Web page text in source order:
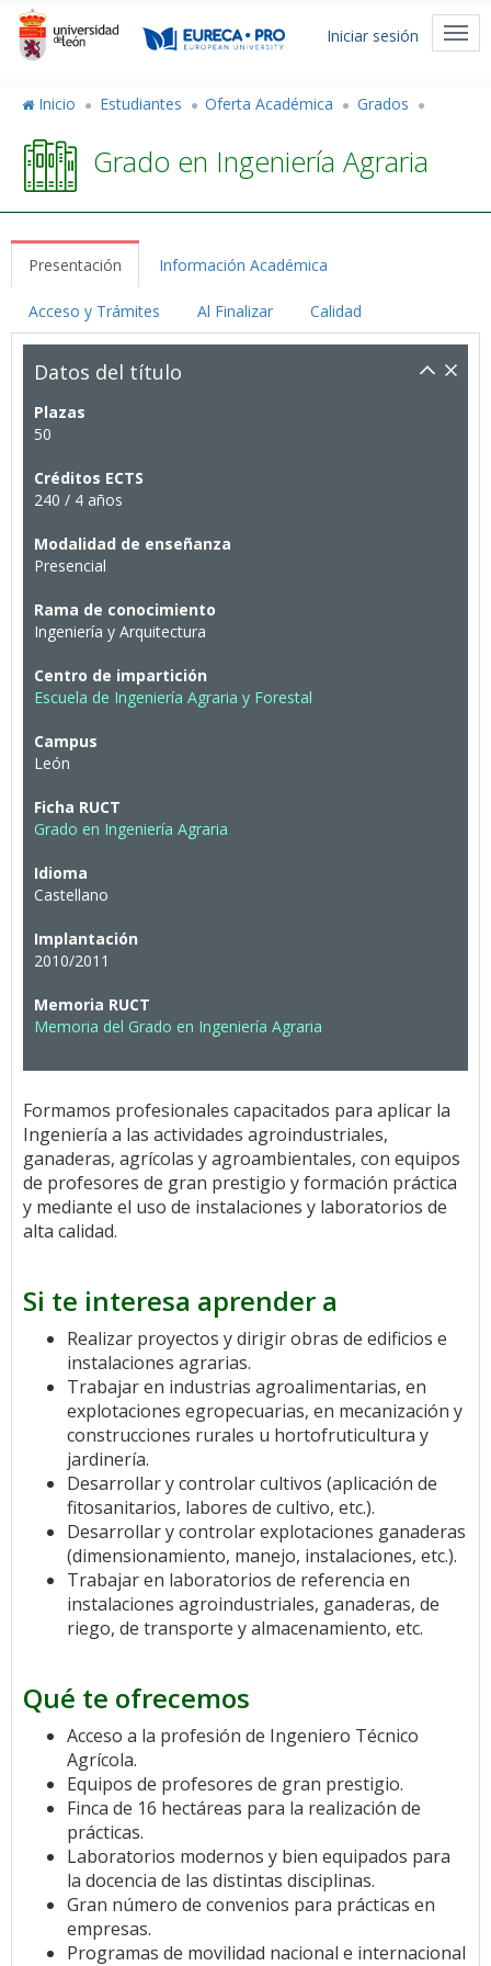
Pasar
contenido
Menú
cuenta
usuario
Iniciar sesión
Inicio Estudiantes Oferta Académica Grados
Grado en Ingeniería Agraria
Presentación Información Académica
Acceso y Trámites Al Finalizar Calidad
Datos del título
Plazas
50
Créditos ECTS
240 / 4 años
Modalidad de enseñanza
Presencial
Rama de conocimiento
Ingeniería y Arquitectura
Centro de impartición
Escuela de Ingeniería Agraria y Forestal
Campus
León
Ficha RUCT
Grado en Ingeniería Agraria
Idioma
Castellano
Implantación
2010/2011
Memoria RUCT
Memoria del Grado en Ingeniería Agraria
Formamos profesionales capacitados para aplicar la
Ingeniería a las actividades agroindustriales,
ganaderas, agrícolas y agroambientales, con equipos
de profesores de gran prestigio y formación práctica
y mediante el uso de instalaciones y laboratorios de
alta calidad.
Si te interesa aprender a
Realizar proyectos y dirigir obras de edificios e
instalaciones agrarias.
Trabajar en industrias agroalimentarias, en
explotaciones egropecuarias, en mecanización y
construcciones rurales u hortofruticultura y
jardinería.
Desarrollar y controlar cultivos (aplicación de
fitosanitarios, labores de cultivo, etc.).
Desarrollar y controlar explotaciones ganaderas
(dimensionamiento, manejo, instalaciones, etc.).
Trabajar en laboratorios de referencia en
instalaciones agroindustriales, ganaderas, de
riego, de transporte y almacenamiento, etc.
Qué te ofrecemos
Acceso a la profesión de Ingeniero Técnico
Agrícola.
Equipos de profesores de gran prestigio.
Finca de 16 hectáreas para la realización de
prácticas.
Laboratorios modernos y bien equipados para
la docencia de las distintas disciplinas.
Gran número de convenios para prácticas en
empresas.
Programas de movilidad nacional e internacional